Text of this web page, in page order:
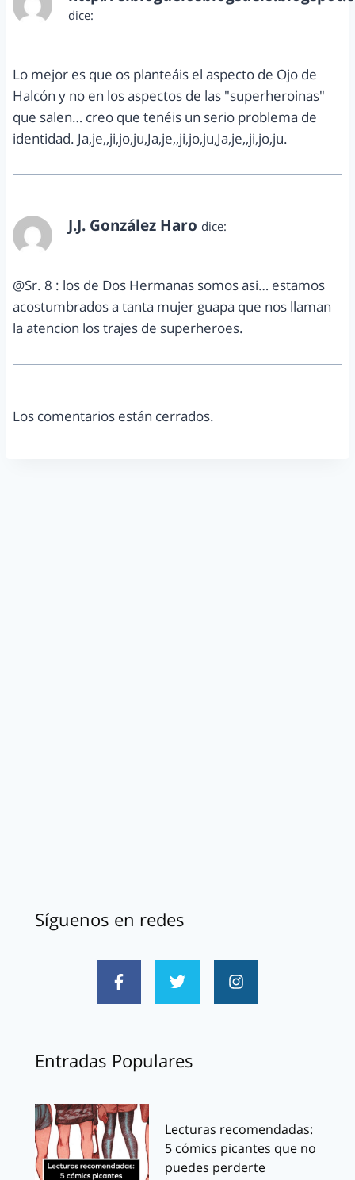
dice:
Lo mejor es que os planteáis el aspecto de Ojo de
Halcón y no en los aspectos de las "superheroinas"
que salen… creo que tenéis un serio problema de
identidad. Ja,je,,ji,jo,ju,Ja,je,,ji,jo,ju,Ja,je,,ji,jo,ju.
J.J. González Haro dice:
@Sr. 8 : los de Dos Hermanas somos asi… estamos
acostumbrados a tanta mujer guapa que nos llaman
la atencion los trajes de superheroes.
Los comentarios están cerrados.
Síguenos en redes
Entradas Populares
Lecturas recomendadas:
5 cómics picantes que no
puedes perderte